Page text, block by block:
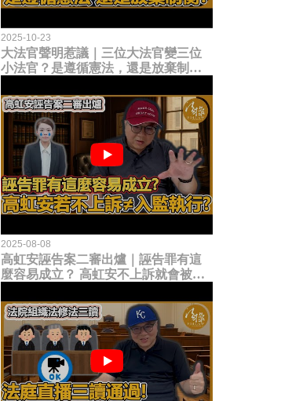
2025-10-23
大法官聲明惹議｜三位大法官變三位
小法官？是遵循憲法，還是放棄制衡
2025-08-08
高虹安誣告案二審出爐｜誣告罪有這
麼容易成立？ 高虹安不上訴就會被